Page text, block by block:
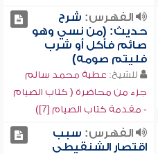
الفهرس: شرح
حديث: (من نسي وهو
صائم فأكل أو شرب
فليتم صومه)
للشيخ: عطية محمد سالم
جزء من محاضرة ( كتاب الصيام
- مقدمة كتاب الصيام [7])
الفهرس: سبب
اقتصار الشنقيطي